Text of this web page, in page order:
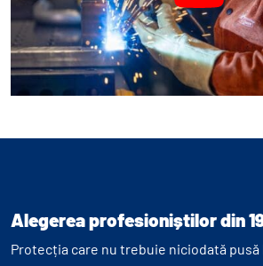
Alegerea profesioniștilor din
Protecția care nu trebuie niciodată pusă